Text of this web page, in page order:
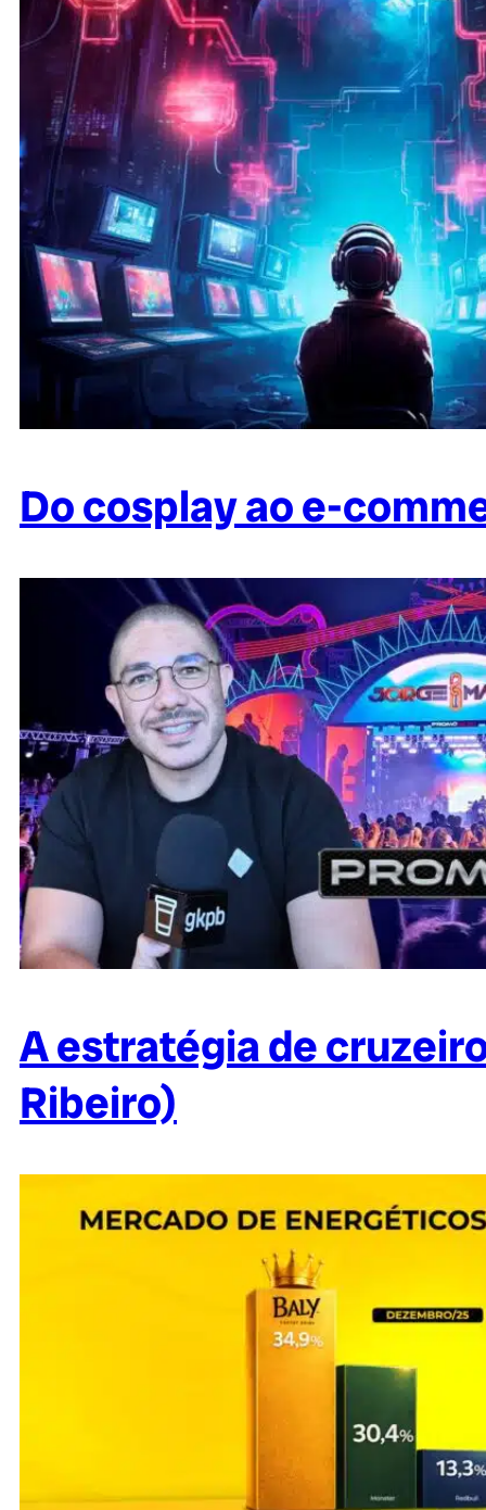
Do cosplay ao e-
A estratégia de
Ribeiro)